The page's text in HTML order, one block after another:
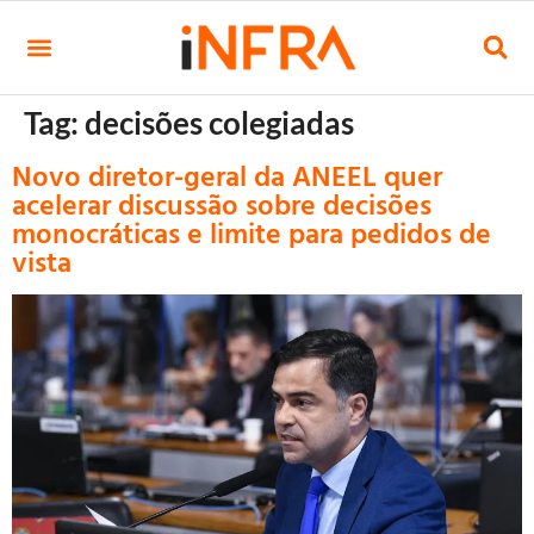
Tag:decisões colegiadas
Novo diretor-geral da ANEEL quer
acelerar discussão sobre decisões
monocráticas e limite para pedidos de
vista